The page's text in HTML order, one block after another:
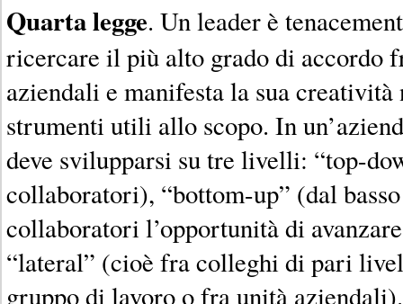
Quarta legge. Un leader è
ricercare il più alto grado di accordo
aziendali e manifesta la sua
strumenti utili allo scopo. In
deve svilupparsi su tre livelli: “top-
collaboratori), “bottom-up” (dal
collaboratori l’opportunità di
“lateral” (cioè fra colleghi di pari
gruppo di lavoro o fra unità